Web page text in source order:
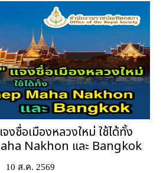
ชื่อเมืองหลวงใหม่ ใช้ได้ทั้ง
Nakhon และ Bangkok
10 ส.ค. 2569